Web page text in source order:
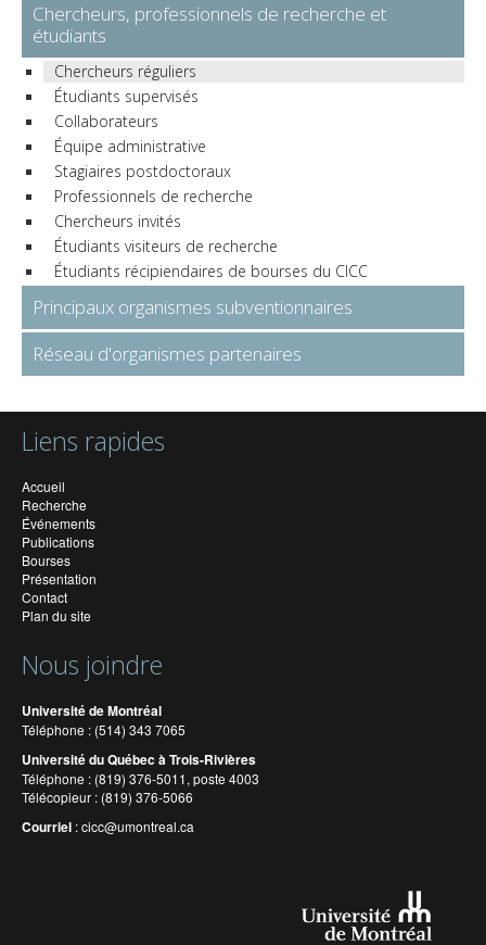
Chercheurs, professionnels de recherche et
étudiants
Chercheurs réguliers
Étudiants supervisés
Collaborateurs
Équipe administrative
Stagiaires postdoctoraux
Professionnels de recherche
Chercheurs invités
Étudiants visiteurs de recherche
Étudiants récipiendaires de bourses du CICC
Principaux organismes subventionnaires
Réseau d'organismes partenaires
Liens rapides
Accueil
Recherche
Événements
Publications
Bourses
Présentation
Contact
Plan du site
Nous joindre
Université de Montréal
Téléphone : (514) 343 7065
Université du Québec à Trois-Rivières
Téléphone : (819) 376-5011, poste 4003
Télécopieur : (819) 376-5066
Courriel :cicc@umontreal.ca